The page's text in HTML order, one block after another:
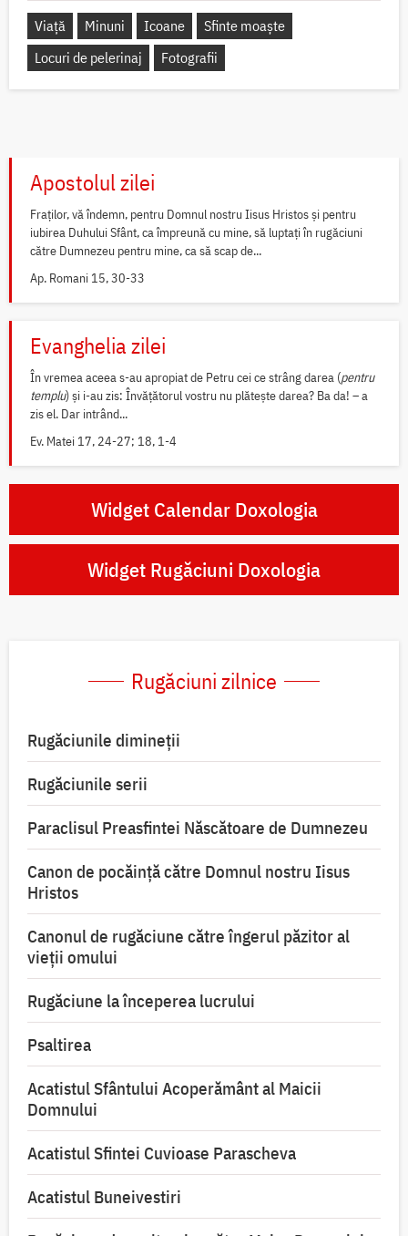
Viață Minuni Icoane
Sfinte moaște
Locuri de pelerinaj
Fotografii
Apostolul zilei
Fraților, vă îndemn, pentru Domnul nostru Iisus Hristos și pentru
iubirea Duhului Sfânt, ca împreună cu mine, să luptați în rugăciuni
către Dumnezeu pentru mine, ca să scap de...
Ap. Romani 15, 30-33
Evanghelia zilei
În vremea aceea s-au apropiat de Petru cei ce strâng darea (pentru
templu) și i-au zis: Învățătorul vostru nu plătește darea? Ba da! – a
zis el. Dar intrând...
Ev. Matei 17, 24-27; 18, 1-4
Widget Calendar Doxologia
Widget Rugăciuni Doxologia
Rugăciuni zilnice
Rugăciunile dimineții
Rugăciunile serii
Paraclisul Preasfintei Născătoare de Dumnezeu
Canon de pocăință către Domnul nostru Iisus
Hristos
Canonul de rugăciune către îngerul păzitor al
vieții omului
Rugăciune la începerea lucrului
Psaltirea
Acatistul Sfântului Acoperământ al Maicii
Domnului
Acatistul Sfintei Cuvioase Parascheva
Acatistul Buneivestiri